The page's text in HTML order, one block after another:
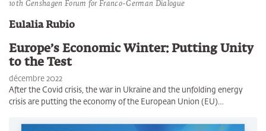
10th Genshagen Forum for Franco-German Dialogue
Eulalia Rubio
Europe’s Economic Winter: Putting Unity
to the Test
décembre 2022
After the Covid crisis, the war in Ukraine and the unfolding energy
crisis are putting the economy of the European Union (EU)…